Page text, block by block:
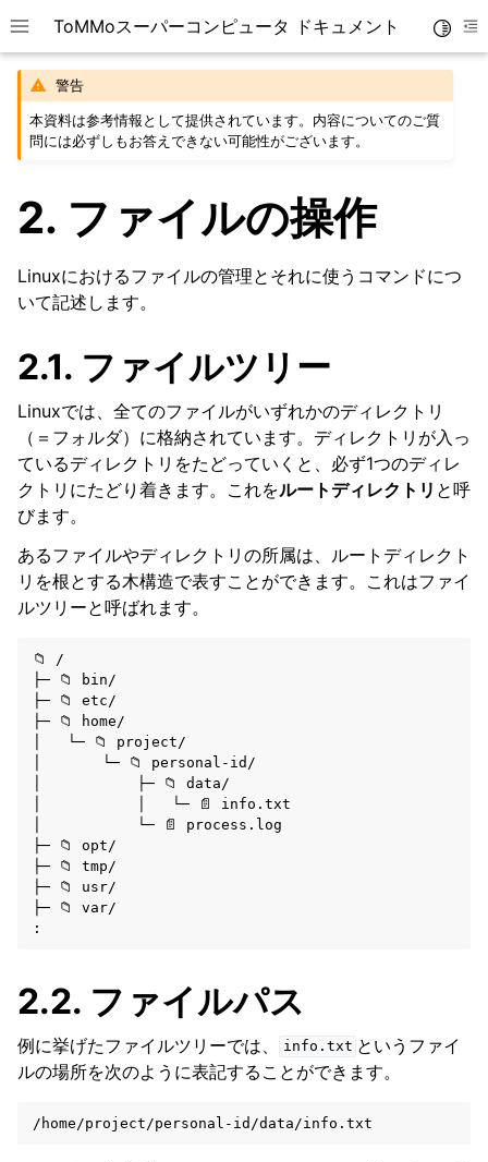
Toggle site navigation sidebar
ToMMoスーパーコンピュータ ドキュメント
navigation of 利用方法
navigation of Linux 初学者向けガイド
警告
本資料は参考情報として提供されています。内容についてのご質
問には必ずしもお答えできない可能性がございます。
2. ファイルの操作
Linuxにおけるファイルの管理とそれに使うコマンドにつ
いて記述します。
2.1. ファイルツリー
Linuxでは、全てのファイルがいずれかのディレクトリ
（＝フォルダ）に格納されています。ディレクトリが入っ
ているディレクトリをたどっていくと、必ず1つのディレ
クトリにたどり着きます。これをルートディレクトリ と呼
びます。
あるファイルやディレクトリの所属は、ルートディレクト
リを根とする木構造で表すことができます。これはファイ
ルツリーと呼ばれます。
📁 /
├─ 📁 bin/
├─ 📁 etc/
├─ 📁 home/
│   └─ 📁 project/
│       └─ 📁 personal-id/
│           ├─ 📁 data/
│           │   └─ 📄 info.txt
│           └─ 📄 process.log
├─ 📁 opt/
├─ 📁 tmp/
├─ 📁 usr/
├─ 📁 var/
2.2. ファイルパス
例に挙げたファイルツリーでは、 info.txt というファイ
ルの場所を次のように表記することができます。